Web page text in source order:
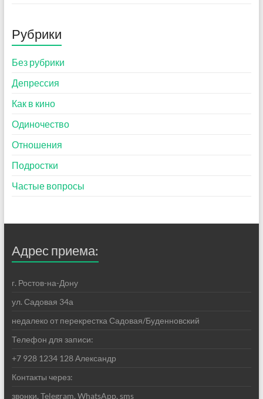
Рубрики
Без рубрики
Депрессия
Как в кино
Одиночество
Отношения
Подростки
Частые вопросы
Адрес приема:
г. Ростов-на-Дону
ул. Садовая 34а
недалеко от перекрестка Садовая/Буденновский
Телефон для записи:
+7 928 1234 128 Александр
Контакты через:
звонки, Telegram, WhatsApp, sms